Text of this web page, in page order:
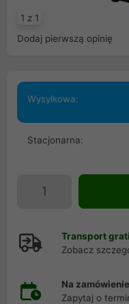
1 z 1
Dodaj pierwszą opinię
Wysyłkowa:
Stacjonarna:
Transport
Zobacz
Na zamówienie
Zapytaj o